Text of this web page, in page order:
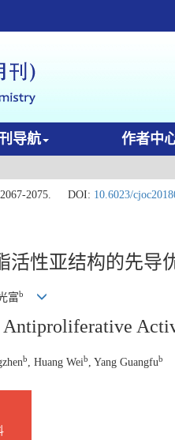
导航 作者中
2075. DOI: 10.6023/
活性亚结构的先导
富b
b , Huang Weib , Yang Guangfub